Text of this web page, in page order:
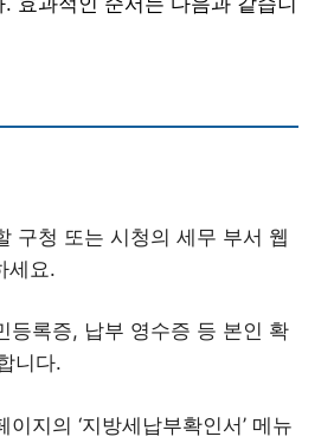
구청 또는 시청의 세무 부서 웹
세요.
등록증, 납부 영수증 등 본인 확
니다.
지의 ‘지방세납부확인서’ 메뉴